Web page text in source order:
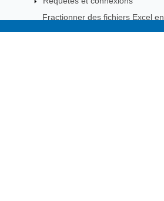
Fractionner des fichiers Excel en